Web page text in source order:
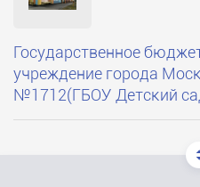
Государственное
учреждение города
№1712(ГБОУ Детский